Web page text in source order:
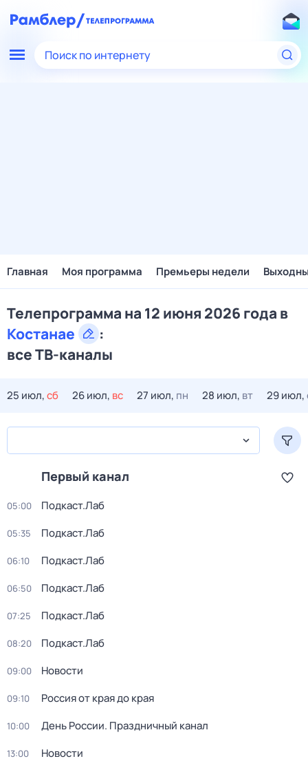
Поиск по интернету
Главная Моя программа Премьеры недели
Телепрограмма на 12 июня 2026 года в
Костанае
:
все ТВ-каналы
25 июл,сб 26 июл, вс 27 июл, пн 28 июл, вт 29 июл,
Первый канал
05:00 Подкаст.Лаб
05:35 Подкаст.Лаб
06:10 Подкаст.Лаб
06:50 Подкаст.Лаб
07:25 Подкаст.Лаб
08:20 Подкаст.Лаб
09:00 Новости
09:10 Россия от края до края
10:00 День России. Праздничный канал
13:00 Новости